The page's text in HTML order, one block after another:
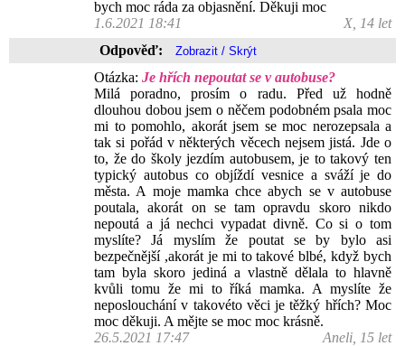
bych moc ráda za objasnění. Děkuji moc
1.6.2021 18:41
X, 14 let
Odpověď:
Otázka: Je hřích nepoutat se v autobuse?
Milá poradno, prosím o radu. Před už hodně
dlouhou dobou jsem o něčem podobném psala moc
mi to pomohlo, akorát jsem se moc nerozepsala a
tak si pořád v některých věcech nejsem jistá. Jde o
to, že do školy jezdím autobusem, je to takový ten
typický autobus co objíždí vesnice a sváží je do
města. A moje mamka chce abych se v autobuse
poutala, akorát on se tam opravdu skoro nikdo
nepoutá a já nechci vypadat divně. Co si o tom
myslíte? Já myslím že poutat se by bylo asi
bezpečnější ,akorát je mi to takové blbé, když bych
tam byla skoro jediná a vlastně dělala to hlavně
kvůli tomu že mi to říká mamka. A myslíte že
neposlouchání v takovéto věci je těžký hřích? Moc
moc děkuji. A mějte se moc moc krásně.
26.5.2021 17:47
Aneli, 15 let